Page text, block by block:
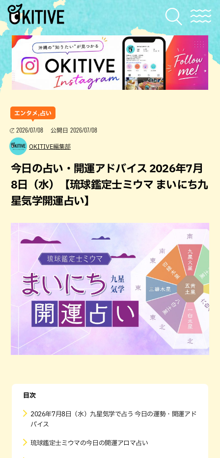
エンタメ,占い
2026/07/08 公開日 2026/07/08
OKITIVE編集部
今日の占い・開運アドバイス 2026年7月
8日（水）【琉球鑑定士ミウマ まいにち九
星気学開運占い】
目次
2026年7月8日（水）九星気学で占う 今日の運勢・開運アド
バイス
琉球鑑定士ミウマの今日の開運アロマ占い